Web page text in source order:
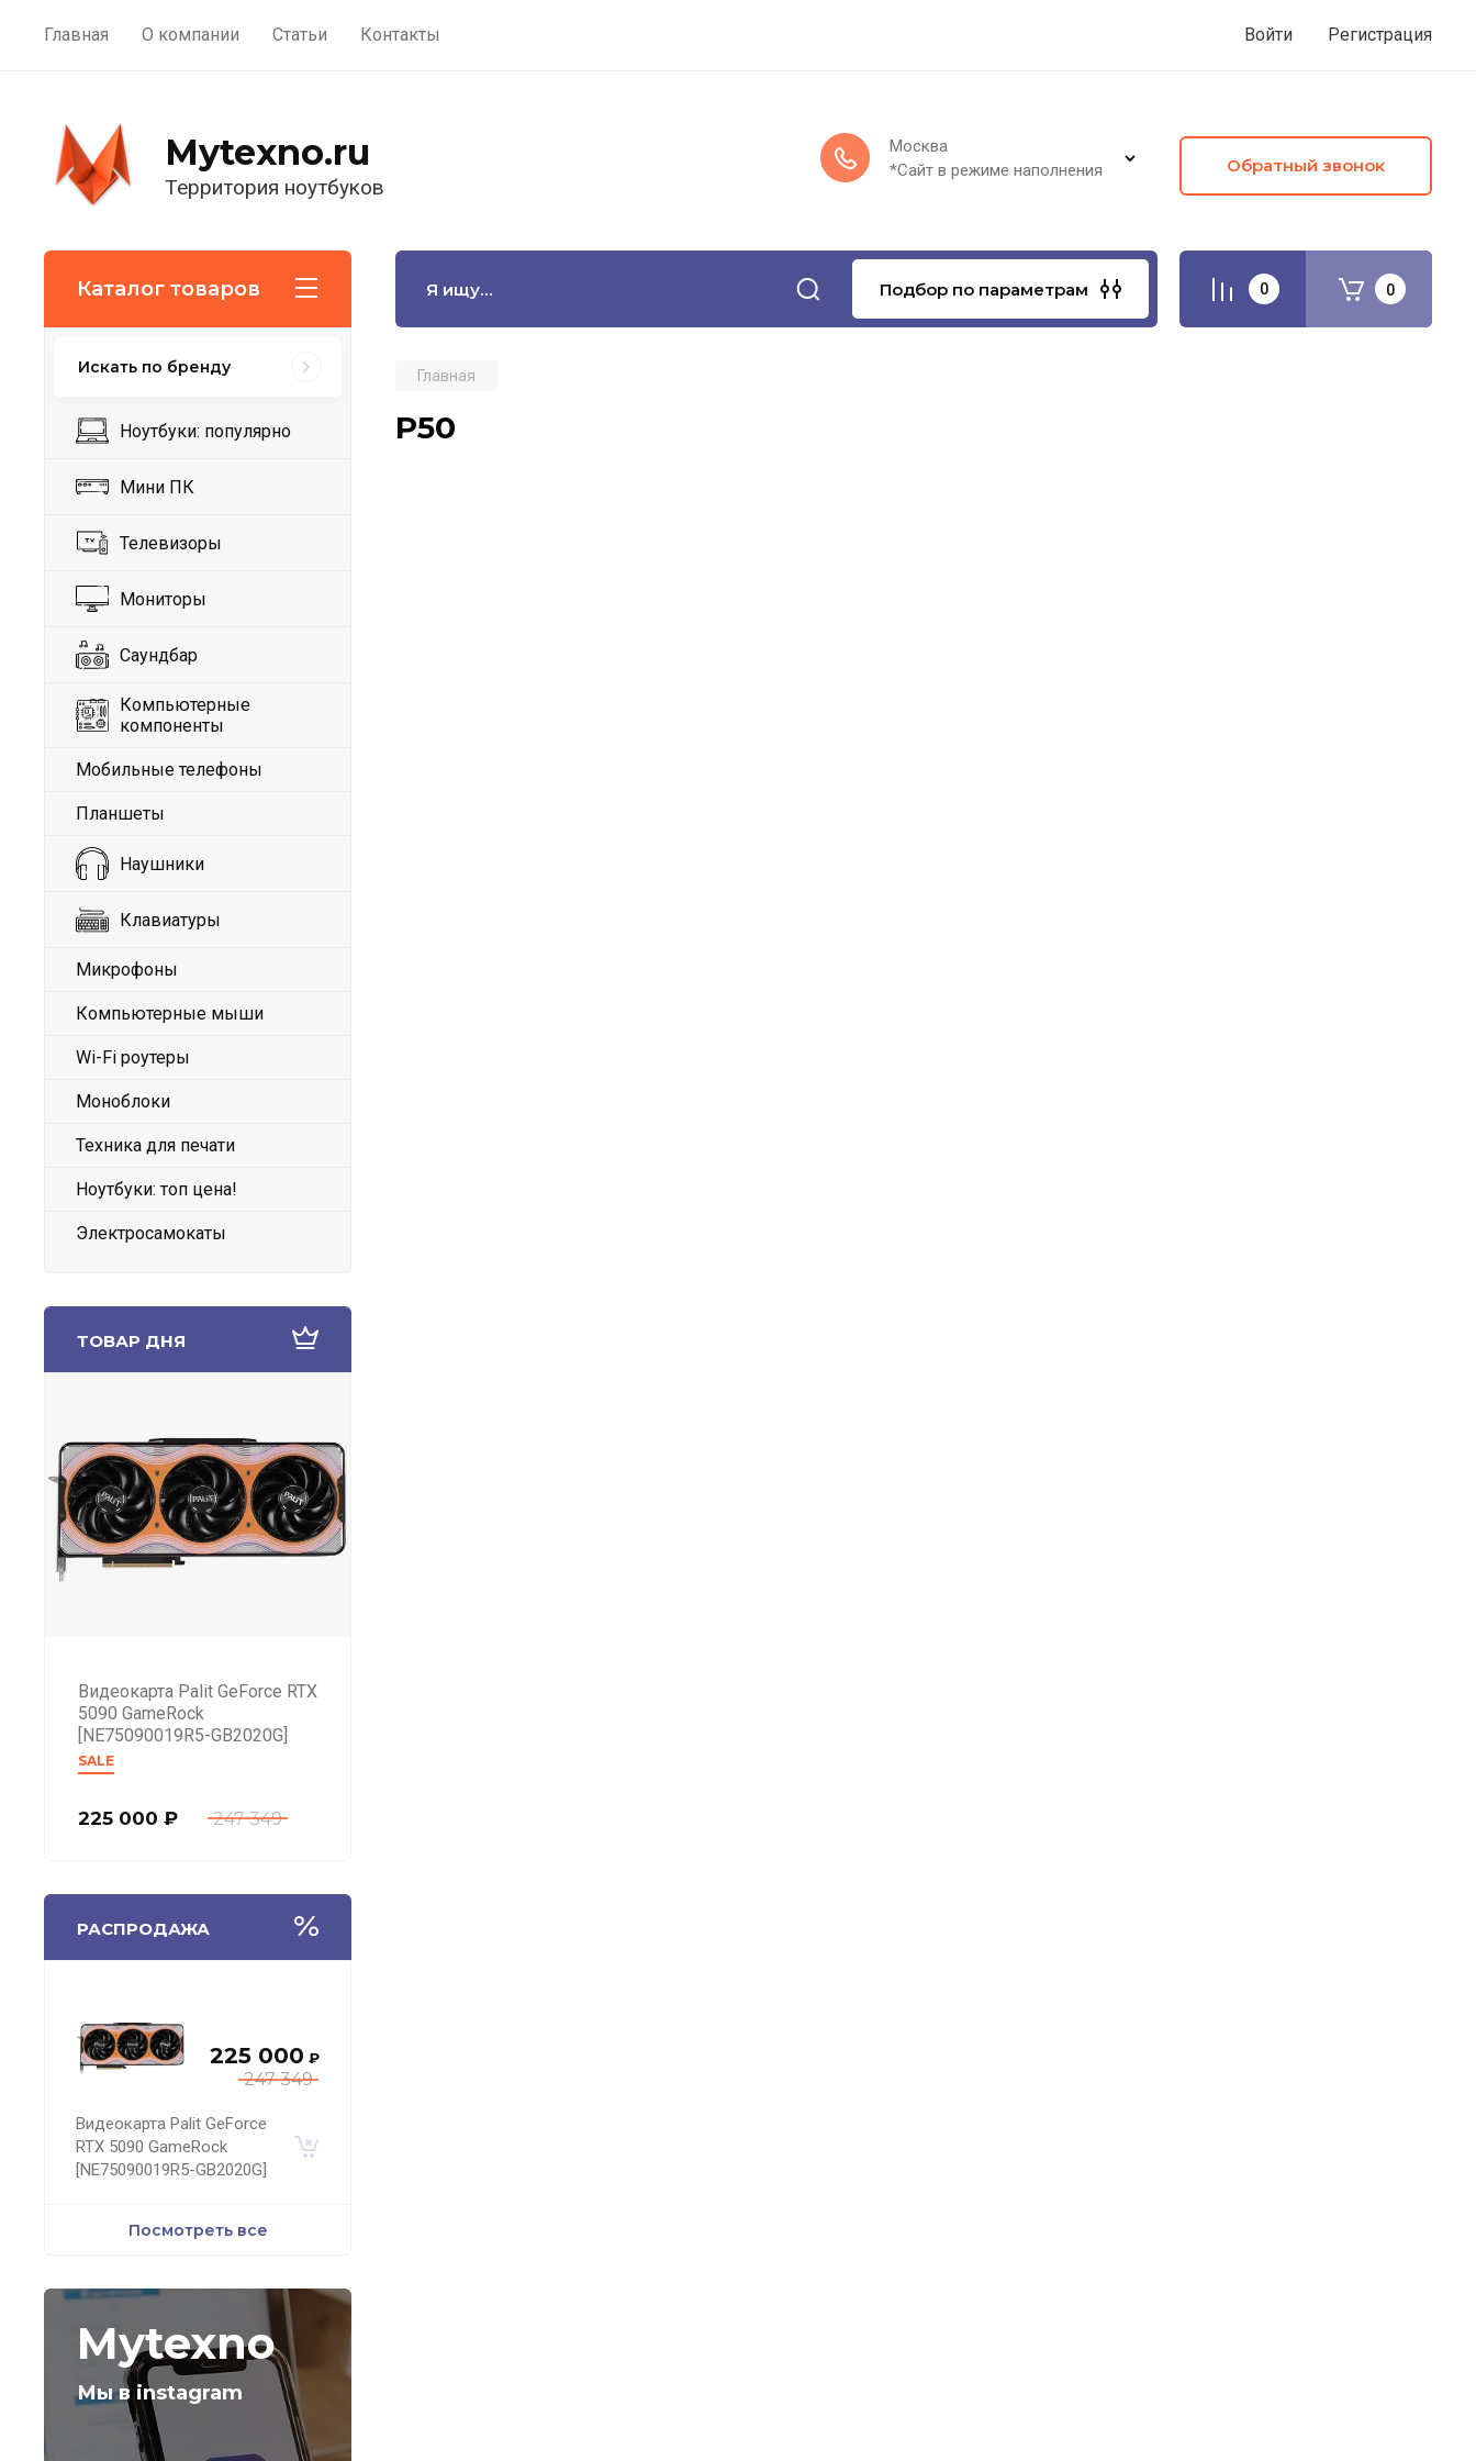
Главная О компании Статьи Контакты Войти Регистрация
Mytexno.ru
Территория ноутбуков
Москва
*Сайт в режиме наполнения
Обратный звонок
Каталог товаров Подбор по параметрам 0 0
Искать по бренду
Ноутбуки: популярно
Мини ПК
Телевизоры
Мониторы
Саундбар
Компьютерные
компоненты
Мобильные телефоны
Планшеты
Наушники
Клавиатуры
Микрофоны
Компьютерные мыши
Wi-Fi роутеры
Моноблоки
Техника для печати
Ноутбуки: топ цена!
Электросамокаты
ТОВАР ДНЯ
Видеокарта Palit GeForce RTX
5090 GameRock
[NE75090019R5-GB2020G]
SALE
247 349
225 000 ₽
РАСПРОДАЖА
247 349
225 000 ₽
Видеокарта Palit GeForce
RTX 5090 GameRock
[NE75090019R5-GB2020G]
Посмотреть все
Mytexno
Мы в instagram
Главная
P50